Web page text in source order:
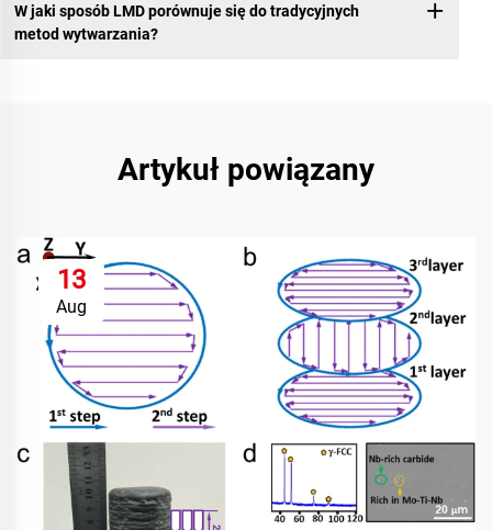
W jaki sposób LMD porównuje się do tradycyjnych
metod wytwarzania?
Artykuł powiązany
13
Aug